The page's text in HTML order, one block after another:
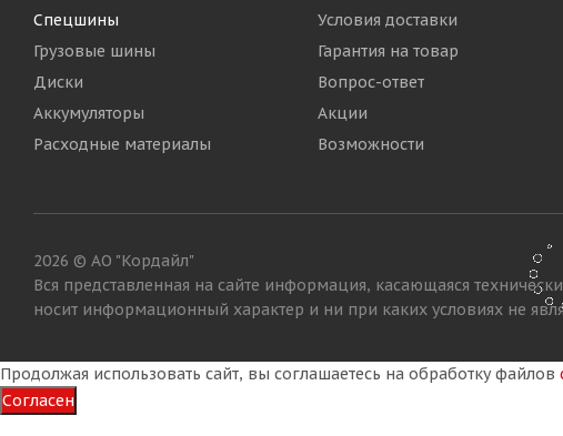
Спецшины
Грузовые шины
Диски
Аккумуляторы
Расходные материалы
Условия доставки
Гарантия на товар
Вопрос-ответ
Акции
Возможности
2026 © АО "Кордайл"
Вся представленная на сайте информация, касающаяся
носит информационный характер и ни при каких условиях не
Продолжая использовать сайт, вы соглашаетесь на обработку файлов
Согласен